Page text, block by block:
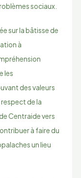
sociaux.
sur la bâtisse de
à
les
des valeurs
de la
Centraide vers
à faire du
un lieu